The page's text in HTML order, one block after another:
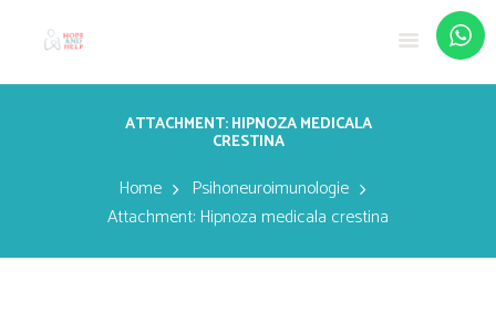
ATTACHMENT: HIPNOZA MEDICALA
CRESTINA
Home
Psihoneuroimunologie
Attachment: Hipnoza medicala crestina